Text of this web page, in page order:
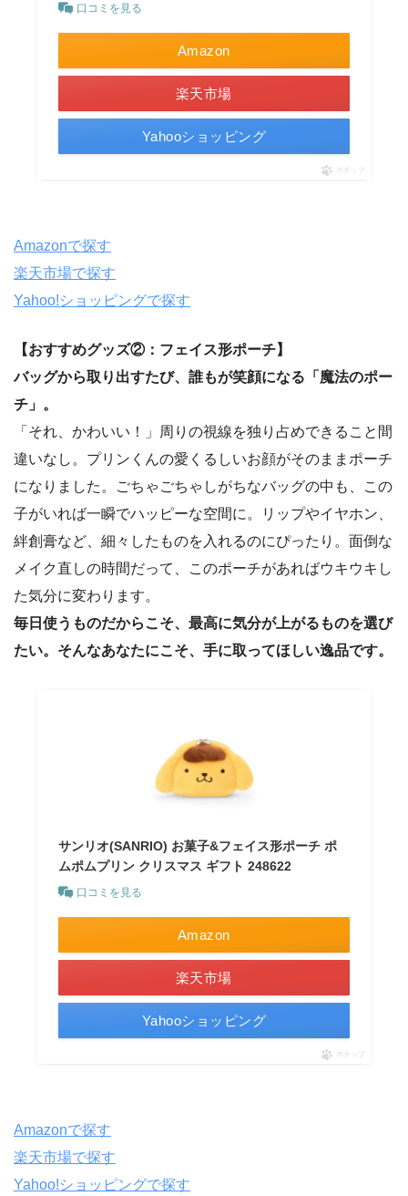
口コミを見る
Amazon
楽天市場
Yahooショッピング
ポチップ
Amazonで探す
楽天市場で探す
Yahoo!ショッピングで探す
【おすすめグッズ②：フェイス形ポーチ】
バッグから取り出すたび、誰もが笑顔になる「魔法のポー
チ」。
「それ、かわいい！」周りの視線を独り占めできること間
違いなし。プリンくんの愛くるしいお顔がそのままポーチ
になりました。ごちゃごちゃしがちなバッグの中も、この
子がいれば一瞬でハッピーな空間に。リップやイヤホン、
絆創膏など、細々したものを入れるのにぴったり。面倒な
メイク直しの時間だって、このポーチがあればウキウキし
た気分に変わります。
毎日使うものだからこそ、最高に気分が上がるものを選び
たい。そんなあなたにこそ、手に取ってほしい逸品です。
サンリオ(SANRIO) お菓子&フェイス形ポーチ ポ
ムポムプリン クリスマス ギフト 248622
口コミを見る
Amazon
楽天市場
Yahooショッピング
ポチップ
Amazonで探す
楽天市場で探す
Yahoo!ショッピングで探す